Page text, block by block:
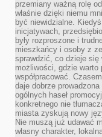
przemiany ważną rolę
właśnie dzięki niemu
być niewidzialne.
inicjatywach,
były rozproszone i
mieszkańcy i osoby z
sprawdzić, co dzieje
możliwości, gdzie warto
współpracować.
daje dobrze prowadzona
ogólnych haseł
konkretnego nie
miasta zyskują nowy
Nie muszą już udawać
własny charakter,